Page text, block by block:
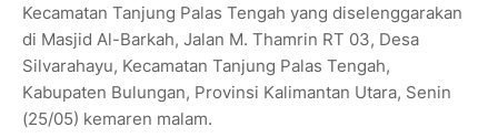
Kecamatan Tanjung Palas Tengah yang diselenggarakan
di Masjid Al-Barkah, Jalan M. Thamrin RT 03, Desa
Silvarahayu, Kecamatan Tanjung Palas Tengah,
Kabupaten Bulungan, Provinsi Kalimantan Utara, Senin
(25/05) kemaren malam.